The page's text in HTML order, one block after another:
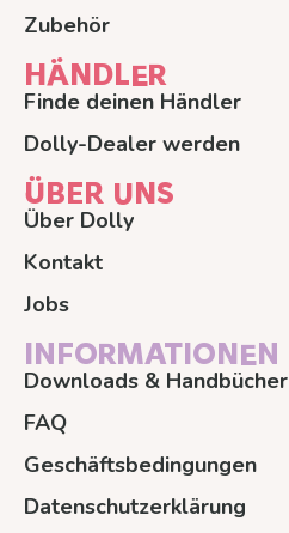
Zubehör
HÄNDLER
Finde deinen Händler
Dolly-Dealer werden
ÜBER UNS
Über Dolly
Kontakt
Jobs
INFORMATIONEN
Downloads & Handbücher
FAQ
Geschäftsbedingungen
Datenschutzerklärung